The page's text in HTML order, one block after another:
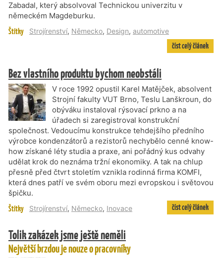
Zabadal, který absolvoval Technickou univerzitu v
německém Magdeburku.
Štítky Strojírenství, Německo, Design, automotive
číst celý článek
Bez vlastního produktu bychom neobstáli
V roce 1992 opustil Karel Matějček, absolvent
Strojní fakulty VUT Brno, Teslu Lanškroun, do
obýváku instaloval rýsovací prkno a na
úřadech si zaregistroval konstrukční
společnost. Vedoucímu konstrukce tehdejšího předního
výrobce kondenzátorů a rezistorů nechybělo cenné know-
how získané léty studia a praxe, ani pořádný kus odvahy
udělat krok do neznáma tržní ekonomiky. A tak na chlup
přesně před čtvrt stoletím vznikla rodinná firma KOMFI,
která dnes patří ve svém oboru mezi evropskou i světovou
špičku.
Štítky Strojírenství, Německo, Inovace číst celý článek
Tolik zakázek jsme ještě neměli
Největší brzdou je nouze o pracovníky